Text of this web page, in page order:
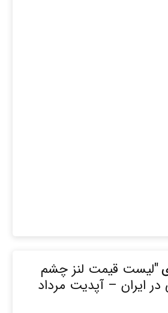
لیست قیمت لنز چشم
ایران – آپدیت مرداد